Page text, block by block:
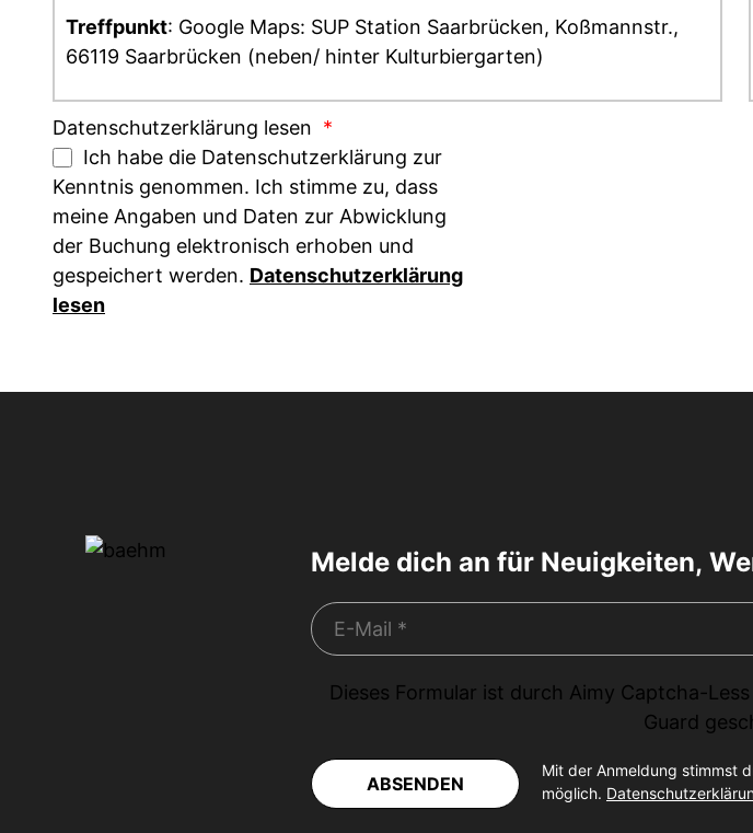
Treffpunkt: Google Maps: SUP Station Saarbrücken, Koßmannstr.,
66119 Saarbrücken (neben/ hinter Kulturbiergarten)
Datenschutzerklärung lesen *
Ich habe die Datenschutzerklärung zur
Kenntnis genommen. Ich stimme zu, dass
meine Angaben und Daten zur Abwicklung
der Buchung elektronisch erhoben und
gespeichert werden. Datenschutzerklärung
lesen
Melde dich an für Neuigkeiten,
Dieses Formular ist durch Aimy Captcha-Less
Guard
ABSENDEN
Mit der Anmeldung stimmst
möglich.